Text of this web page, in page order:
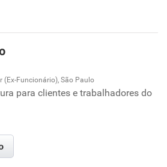
familiar
Funcionário), São Paulo
para clientes e trabalhadores do